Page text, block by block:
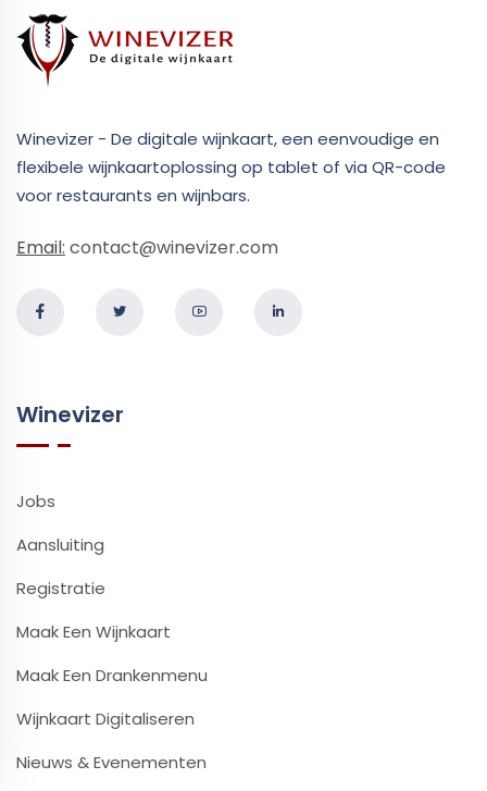
Winevizer - De digitale wijnkaart, een eenvoudige en
flexibele wijnkaartoplossing op tablet of via QR-code
voor restaurants en wijnbars.
Email: contact@winevizer.com
Winevizer
Jobs
Aansluiting
Registratie
Maak Een Wijnkaart
Maak Een Drankenmenu
Wijnkaart Digitaliseren
Nieuws & Evenementen